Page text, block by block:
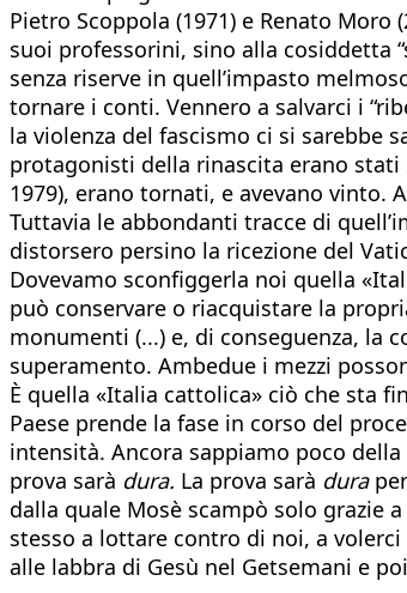
Pietro Scoppola (1971) e Renato
suoi professorini, sino alla cosiddetta
senza riserve in quell’impasto
tornare i conti. Vennero a salvarci i
la violenza del fascismo ci si sarebbe
protagonisti della rinascita erano stati
1979), erano tornati, e avevano vinto.
Tuttavia le abbondanti tracce di
distorsero persino la ricezione del
Dovevamo sconfiggerla noi quella
può conservare o riacquistare la
monumenti (...) e, di conseguenza, la
superamento. Ambedue i mezzi
È quella «Italia cattolica» ciò che sta
Paese prende la fase in corso del
intensità. Ancora sappiamo poco
prova sarà dura. La prova sarà dura
dalla quale Mosè scampò solo grazie a
stesso a lottare contro di noi, a
alle labbra di Gesù nel Getsemani e